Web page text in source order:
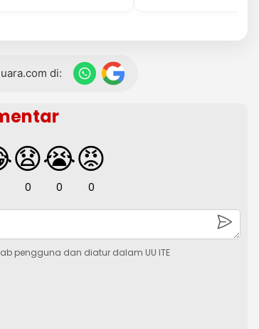
di:
😧
0
😭
0
😡
0
pengguna dan diatur dalam UU ITE